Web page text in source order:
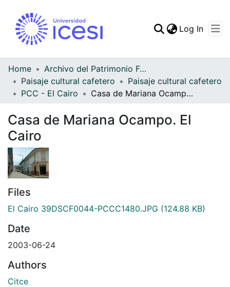
Statistics
Log In
Home
Archivo del Patrimonio Fotográfico y Fílmico del Valle del Cauca
Paisaje cultural cafetero
Paisaje cultural cafetero
PCC - El Cairo
Casa de Mariana Ocampo. El Cairo
Casa de Mariana Ocampo. El
Cairo
Files
El Cairo 39DSCF0044-PCCC1480.JPG (124.88 KB)
Date
2003-06-24
Authors
Citce